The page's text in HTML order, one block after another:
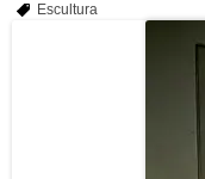
Escultura